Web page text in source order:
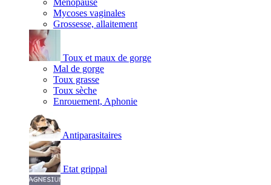
Ménopause
Mycoses vaginales
Grossesse, allaitement
Toux et maux de gorge
Mal de gorge
Toux grasse
Toux sèche
Enrouement, Aphonie
Antiparasitaires
Etat grippal